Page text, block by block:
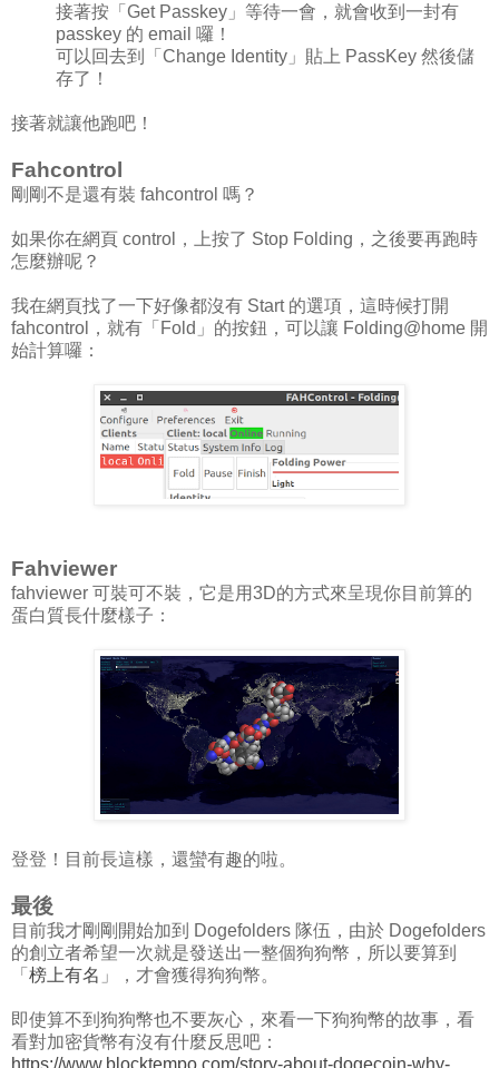
接著按「Get Passkey」等待一會，就會收到一封有
passkey 的 email 囉！
可以回去到「Change Identity」貼上 PassKey 然後儲
存了！
接著就讓他跑吧！
Fahcontrol
剛剛不是還有裝 fahcontrol 嗎？
如果你在網頁 control，上按了 Stop Folding，之後要再跑時
怎麼辦呢？
我在網頁找了一下好像都沒有 Start 的選項，這時候打開
fahcontrol，就有「Fold」的按鈕，可以讓 Folding@home 開
始計算囉：
Fahviewer
fahviewer 可裝可不裝，它是用3D的方式來呈現你目前算的
蛋白質長什麼樣子：
登登！目前長這樣，還蠻有趣的啦。
最後
目前我才剛剛開始加到 Dogefolders 隊伍，由於 Dogefolders
的創立者希望一次就是發送出一整個狗狗幣，所以要算到
「 榜上有名 」，才會獲得狗狗幣。
即使算不到狗狗幣也不要灰心，來看一下狗狗幣的故事，看
看對加密貨幣有沒有什麼反思吧：
https://www.blocktempo.com/story-about-dogecoin-why-